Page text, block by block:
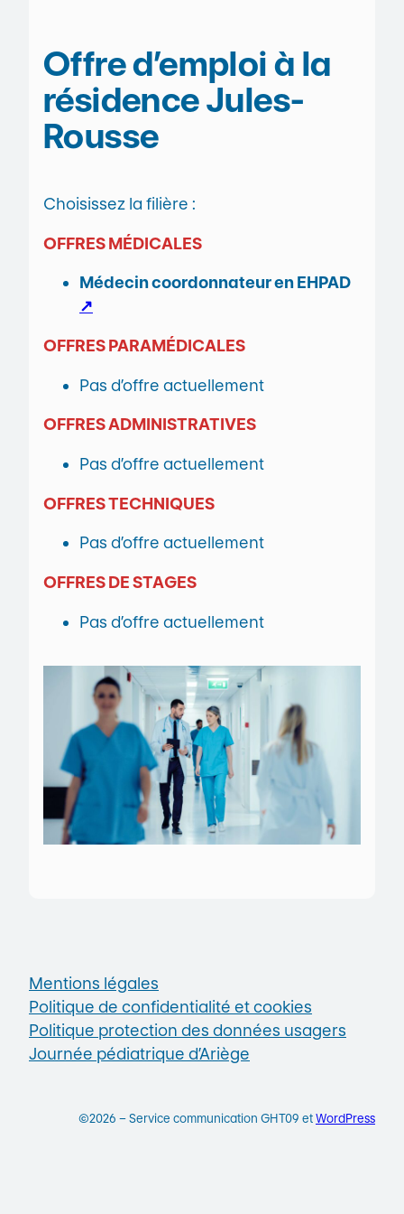
Offre d’emploi à la
résidence Jules-
Rousse
Choisissez la filière :
OFFRES MÉDICALES
Médecin coordonnateur en EHPAD
↗
OFFRES PARAMÉDICALES
Pas d’offre actuellement
OFFRES ADMINISTRATIVES
Pas d’offre actuellement
OFFRES TECHNIQUES
Pas d’offre actuellement
OFFRES DE STAGES
Pas d’offre actuellement
Mentions légales
Politique de confidentialité et cookies
Politique protection des données usagers
Journée pédiatrique d’Ariège
©2026 – Service communication GHT09 et WordPress